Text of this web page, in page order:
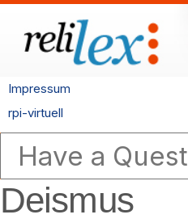
Impressum
rpi-virtuell
Deismus